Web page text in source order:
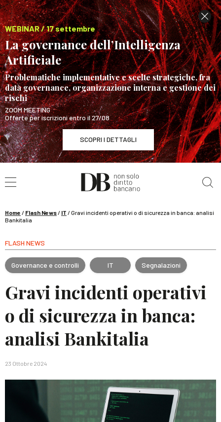
WEBINAR / 17 settembre
La governance dell’Intelligenza
Artificiale
Problematiche implementative e scelte strategiche, fra
data governance, organizzazione interna e gestione dei
rischi
ZOOM MEETING
Offerte per iscrizioni entro il 27/08
SCOPRI I DETTAGLI
WEBINAR / 17 settembre
La governance dell’Intelligenza Artificiale
Home / Flash News/ IT /Gravi incidenti operativi o di sicurezza in banca: analisi
Bankitalia
FLASH NEWS
Governance e controlli IT Segnalazioni
Gravi incidenti operativi
o di sicurezza in banca:
analisi Bankitalia
23 Ottobre 2024